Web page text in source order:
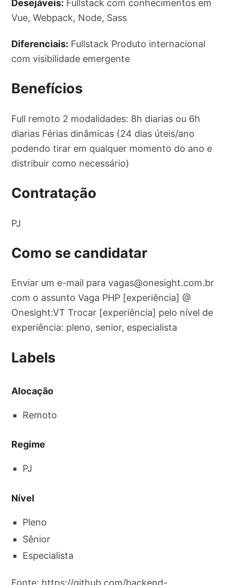
Desejáveis: Fullstack com conhecimentos em
Vue, Webpack, Node, Sass
Diferenciais: Fullstack Produto internacional
com visibilidade emergente
Benefícios
Full remoto 2 modalidades: 8h diarias ou 6h
diarias Férias dinâmicas (24 dias úteis/ano
podendo tirar em qualquer momento do ano e
distribuir como necessário)
Contratação
PJ
Como se candidatar
Enviar um e-mail paravagas@onesight.com.br
com o assunto Vaga PHP [experiência] @
Onesight:VT Trocar [experiência] pelo nível de
experiência: pleno, senior, especialista
Labels
Alocação
Remoto
Regime
PJ
Nível
Pleno
Sênior
Especialista